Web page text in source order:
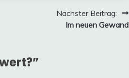
Nächster Beitrag:
Im neuen Gewand
”